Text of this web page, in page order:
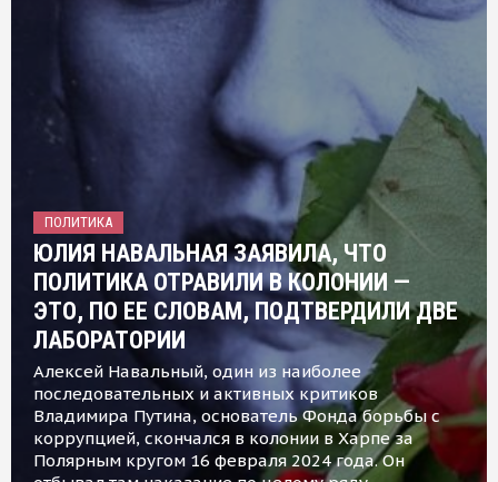
ПОЛИТИКА
ЮЛИЯ НАВАЛЬНАЯ ЗАЯВИЛА, ЧТО
ПОЛИТИКА ОТРАВИЛИ В КОЛОНИИ —
ЭТО, ПО ЕЕ СЛОВАМ, ПОДТВЕРДИЛИ ДВЕ
ЛАБОРАТОРИИ
Алексей Навальный, один из наиболее
последовательных и активных критиков
Владимира Путина, основатель Фонда борьбы с
коррупцией, скончался в колонии в Харпе за
Полярным кругом 16 февраля 2024 года. Он